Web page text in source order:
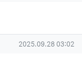
작성일
2025.09.28 03:02